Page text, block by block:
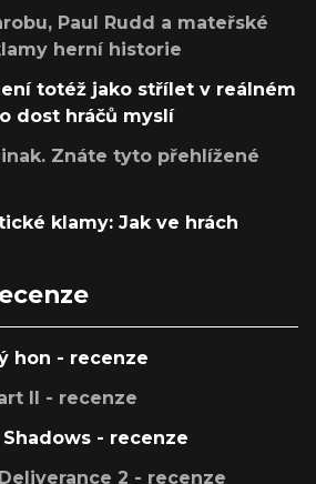
Paul Rudd a mateřské
herní historie
totéž jako střílet v reálném
dost hráčů myslí
Znáte tyto přehlížené
klamy: Jak ve hrách
hon - recenze
II - recenze
- recenze
2 - recenze